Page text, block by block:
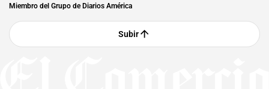
Miembro del Grupo de Diarios América
Subir